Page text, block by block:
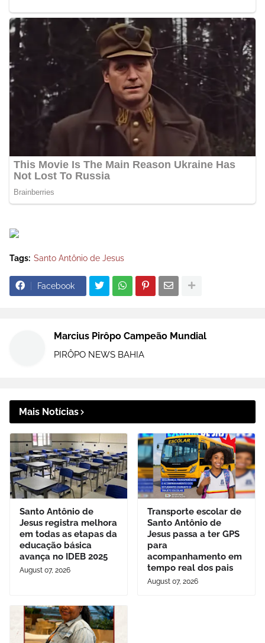
Tags: Santo Antônio de Jesus
Facebook
Marcius Pirôpo Campeão Mundial
PIRÔPO NEWS BAHIA
Mais Notícias
Santo Antônio de
Jesus registra melhora
em todas as etapas da
educação básica
avança no IDEB 2025
August 07, 2026
Transporte escolar de
Santo Antônio de
Jesus passa a ter GPS
para
acompanhamento em
tempo real dos pais
August 07, 2026